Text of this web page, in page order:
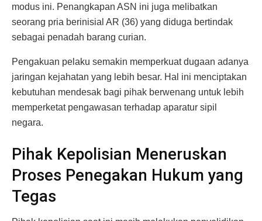
modus ini. Penangkapan ASN ini juga melibatkan
seorang pria berinisial AR (36) yang diduga bertindak
sebagai penadah barang curian.
Pengakuan pelaku semakin memperkuat dugaan adanya
jaringan kejahatan yang lebih besar. Hal ini menciptakan
kebutuhan mendesak bagi pihak berwenang untuk lebih
memperketat pengawasan terhadap aparatur sipil
negara.
Pihak Kepolisian Meneruskan
Proses Penegakan Hukum yang
Tegas